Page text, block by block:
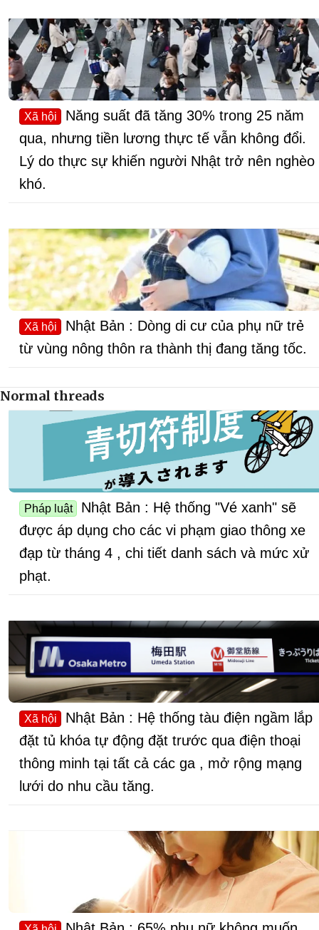
Xã hội
Năng suất đã tăng 30% trong 25 năm
qua, nhưng tiền lương thực tế vẫn không đổi.
Lý do thực sự khiến người Nhật trở nên nghèo
khó.
Xã hội
Nhật Bản : Dòng di cư của phụ nữ trẻ
từ vùng nông thôn ra thành thị đang tăng tốc.
Normal threads
Pháp luật
Nhật Bản : Hệ thống "Vé xanh" sẽ
được áp dụng cho các vi phạm giao thông xe
đạp từ tháng 4 , chi tiết danh sách và mức xử
phạt.
Xã hội
Nhật Bản : Hệ thống tàu điện ngầm lắp
đặt tủ khóa tự động đặt trước qua điện thoại
thông minh tại tất cả các ga , mở rộng mạng
lưới do nhu cầu tăng.